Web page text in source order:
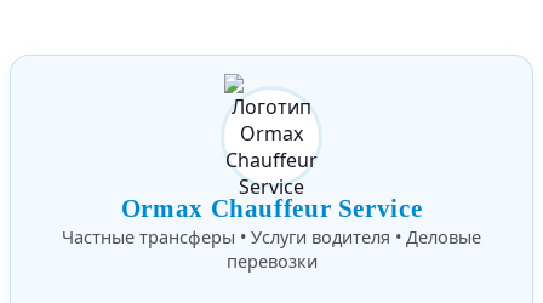
Ormax Chauffeur Service
Частные трансферы • Услуги водителя • Деловые
перевозки